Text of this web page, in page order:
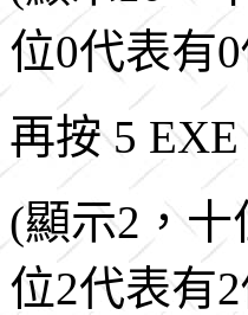
位0代表有
再按 5
(顯示2，
位2代表有